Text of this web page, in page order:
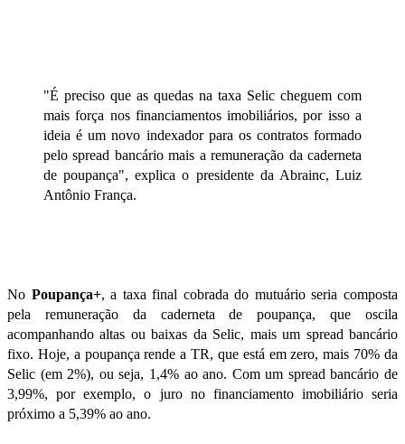
"É preciso que as quedas na taxa Selic cheguem com
mais força nos financiamentos imobiliários, por isso a
ideia é um novo indexador para os contratos formado
pelo spread bancário mais a remuneração da caderneta
de poupança", explica o presidente da Abrainc,Luiz
Antônio França.
No Poupança+, a taxa final cobrada do mutuário seria composta
pela remuneração da caderneta de poupança, que oscila
acompanhando altas ou baixas da Selic, mais um spread bancário
fixo. Hoje, a poupança rende a TR, que está em zero, mais 70% da
Selic (em 2%), ou seja, 1,4% ao ano. Com um spread bancário de
3,99%, por exemplo, o juro no financiamento imobiliárioseria
próximo a 5,39% ao ano.